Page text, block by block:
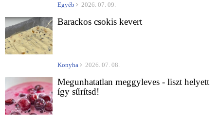
Egyéb 2026. 07. 09.
Barackos csokis kevert
Konyha 2026. 07. 08.
Megunhatatlan meggyleves - liszt helyett
így sűrítsd!